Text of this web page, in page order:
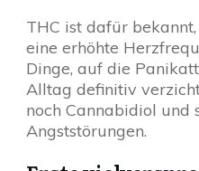
THC ist dafür
eine erhöhte
Dinge, auf die
Alltag definitiv
noch Cannabidiol und
Angststörungen.